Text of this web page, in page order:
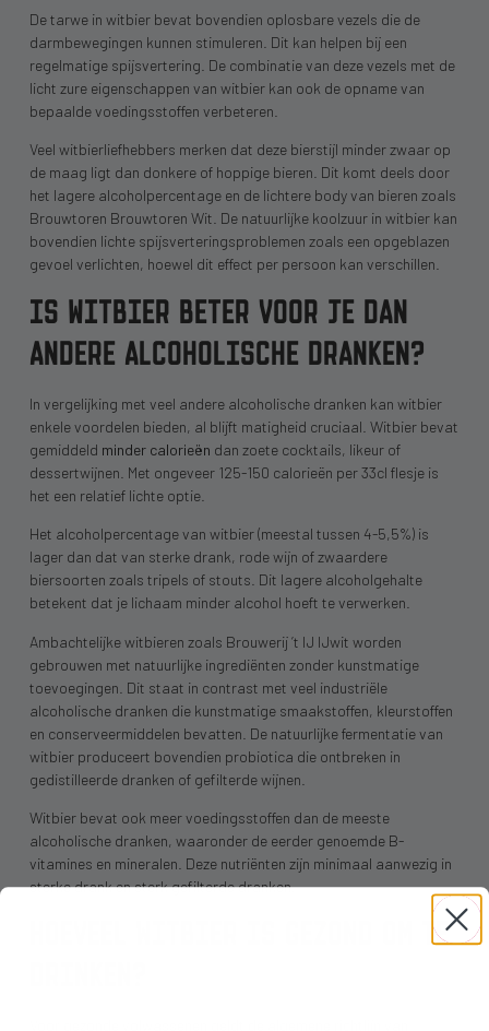
De tarwe in witbier bevat bovendien oplosbare vezels die de
darmbewegingen kunnen stimuleren. Dit kan helpen bij een
regelmatige spijsvertering. De combinatie van deze vezels met de
licht zure eigenschappen van witbier kan ook de opname van
bepaalde voedingsstoffen verbeteren.
Veel witbierliefhebbers merken dat deze bierstijl minder zwaar op
de maag ligt dan donkere of hoppige bieren. Dit komt deels door
het lagere alcoholpercentage en de lichtere body van bieren zoals
Brouwtoren Brouwtoren Wit. De natuurlijke koolzuur in witbier kan
bovendien lichte spijsverteringsproblemen zoals een opgeblazen
gevoel verlichten, hoewel dit effect per persoon kan verschillen.
IS WITBIER BETER VOOR JE DAN
ANDERE ALCOHOLISCHE DRANKEN?
In vergelijking met veel andere alcoholische dranken kan witbier
enkele voordelen bieden, al blijft matigheid cruciaal. Witbier bevat
gemiddeld minder calorieën dan zoete cocktails, likeur of
dessertwijnen. Met ongeveer 125-150 calorieën per 33cl flesje is
het een relatief lichte optie.
Het alcoholpercentage van witbier (meestal tussen 4-5,5%) is
lager dan dat van sterke drank, rode wijn of zwaardere
biersoorten zoals tripels of stouts. Dit lagere alcoholgehalte
betekent dat je lichaam minder alcohol hoeft te verwerken.
Ambachtelijke witbieren zoals Brouwerij ’t IJ IJwit worden
gebrouwen met natuurlijke ingrediënten zonder kunstmatige
toevoegingen. Dit staat in contrast met veel industriële
alcoholische dranken die kunstmatige smaakstoffen, kleurstoffen
en conserveermiddelen bevatten. De natuurlijke fermentatie van
witbier produceert bovendien probiotica die ontbreken in
gedistilleerde dranken of gefilterde wijnen.
Witbier bevat ook meer voedingsstoffen dan de meeste
alcoholische dranken, waaronder de eerder genoemde B-
vitamines en mineralen. Deze nutriënten zijn minimaal aanwezig in
sterke drank en sterk gefilterde dranken.
HOEVEEL WITBIER IS GEZOND OM TE